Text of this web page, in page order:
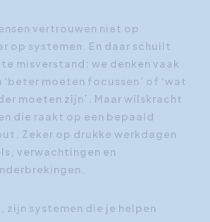
vertrouwen niet op
op systemen. En daar schuilt
misverstand: we denken vaak
moeten focussen’ of ‘wat
moeten zijn’. Maar wilskracht
die raakt op een bepaald
Zeker op drukke werkdagen
verwachtingen en
zijn systemen die je helpen